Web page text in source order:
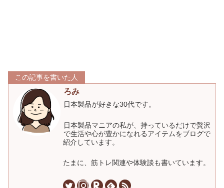
この記事を書いた人
ろみ
日本製品が好きな30代です。
日本製品マニアの私が、持っているだけで贅沢
で生活や心が豊かになれるアイテムをブログで
紹介しています。
たまに、筋トレ関連や体験談も書いています。